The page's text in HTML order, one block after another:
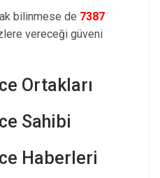
bilinmese de 7387
vereceği güveni
Ortakları
Sahibi
Haberleri